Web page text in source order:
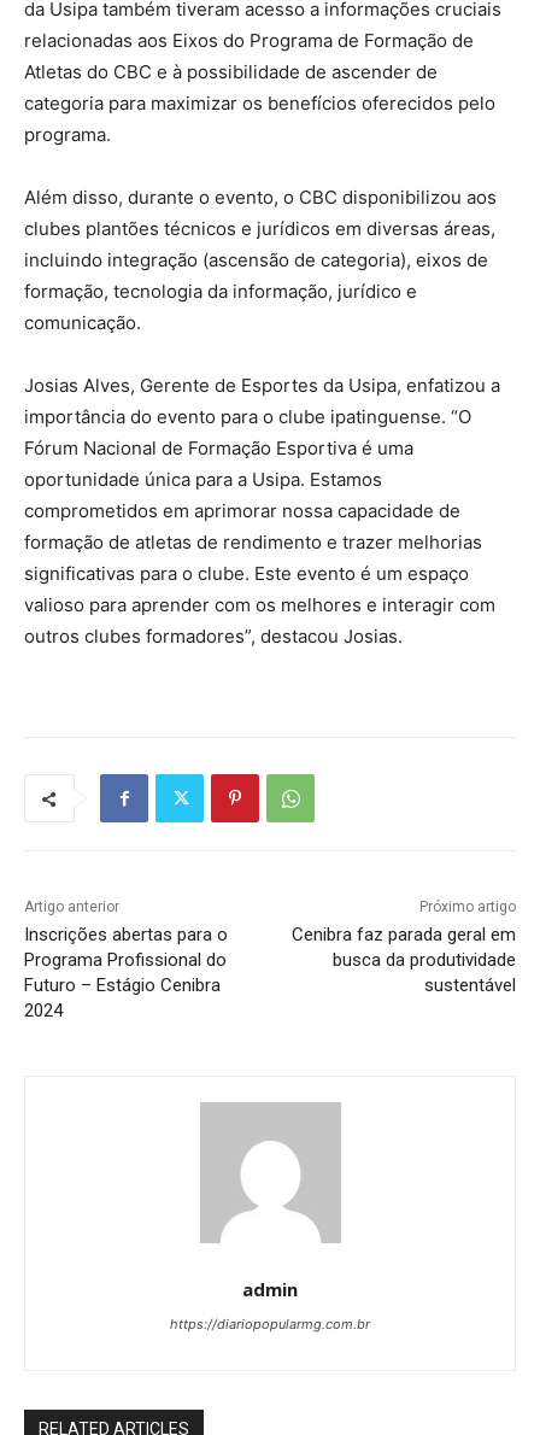
da Usipa também tiveram acesso a informações cruciais
relacionadas aos Eixos do Programa de Formação de
Atletas do CBC e à possibilidade de ascender de
categoria para maximizar os benefícios oferecidos pelo
programa.
Além disso, durante o evento, o CBC disponibilizou aos
clubes plantões técnicos e jurídicos em diversas áreas,
incluindo integração (ascensão de categoria), eixos de
formação, tecnologia da informação, jurídico e
comunicação.
Josias Alves, Gerente de Esportes da Usipa, enfatizou a
importância do evento para o clube ipatinguense. “O
Fórum Nacional de Formação Esportiva é uma
oportunidade única para a Usipa. Estamos
comprometidos em aprimorar nossa capacidade de
formação de atletas de rendimento e trazer melhorias
significativas para o clube. Este evento é um espaço
valioso para aprender com os melhores e interagir com
outros clubes formadores”, destacou Josias.
Artigo anterior
Inscrições abertas para o
Programa Profissional do
Futuro – Estágio Cenibra
2024
Próximo artigo
Cenibra faz parada geral em
busca da produtividade
sustentável
admin
https://diariopopularmg.com.br
RELATED ARTICLES